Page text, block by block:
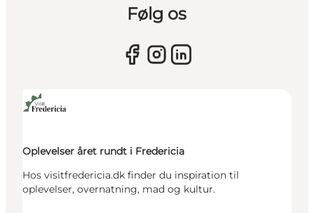
Følg os
Oplevelser året rundt i Fredericia
Hos visitfredericia.dk finder du inspiration til
oplevelser, overnatning, mad og kultur.